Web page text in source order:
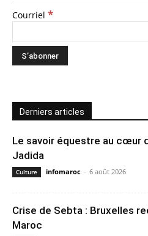
Courriel *
Derniers articles
Le savoir équestre au cœur
Jadida
Culture infomaroc - 6 août 2026
Crise de Sebta : Bruxelles
Maroc